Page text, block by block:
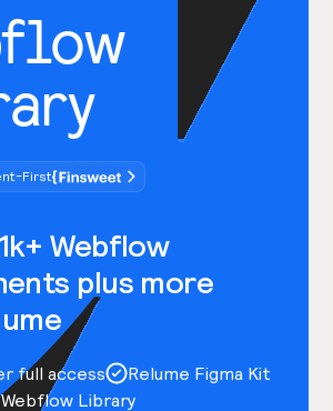
First
Webflow
plus more
full access
Relume Figma Kit
Library